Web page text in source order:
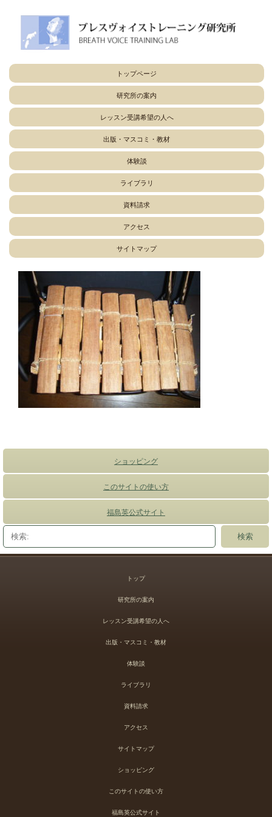
トップページ
研究所の案内
レッスン受講希望の人へ
出版・マスコミ・教材
体験談
ライブラリ
資料請求
アクセス
サイトマップ
ショッピング
このサイトの使い方
福島英公式サイト
トップ
研究所の案内
レッスン受講希望の人へ
出版・マスコミ・教材
体験談
ライブラリ
資料請求
アクセス
サイトマップ
ショッピング
このサイトの使い方
福島英公式サイト